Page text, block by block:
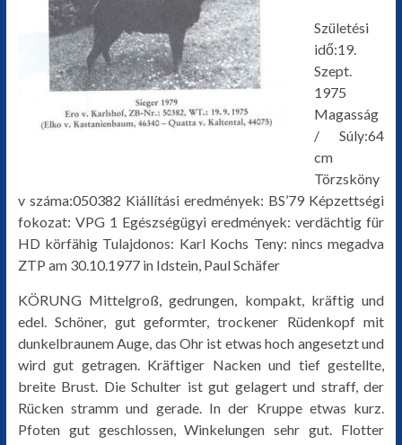
Születési
idő:19.
Szept.
1975
Magasság
/ Súly:64
cm
Törzsköny
v száma:050382 Kiállítási eredmények: BS’79 Képzettségi
fokozat: VPG 1 Egészségügyi eredmények: verdächtig für
HD körfähig Tulajdonos: Karl Kochs Teny: nincs megadva
ZTP am 30.10.1977 in Idstein, Paul Schäfer
KÖRUNG Mittelgroß, gedrungen, kompakt, kräftig und
edel. Schöner, gut geformter, trockener Rüdenkopf mit
dunkelbraunem Auge, das Ohr ist etwas hoch angesetzt und
wird gut getragen. Kräftiger Nacken und tief gestellte,
breite Brust. Die Schulter ist gut gelagert und straff, der
Rücken stramm und gerade. In der Kruppe etwas kurz.
Pfoten gut geschlossen, Winkelungen sehr gut. Flotter